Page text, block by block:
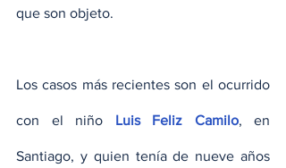
que son objeto.
Los casos más recientes son el ocurrido
con el niño Luis Feliz Camilo, en
Santiago, y quien tenía de nueve años